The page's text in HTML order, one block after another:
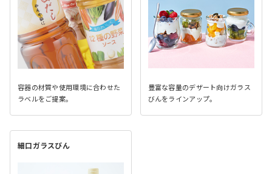
容器の材質や使用環境に合わせた
ラベルをご提案。
豊富な容量のデザート向けガラス
びんをラインアップ。
細口ガラスびん